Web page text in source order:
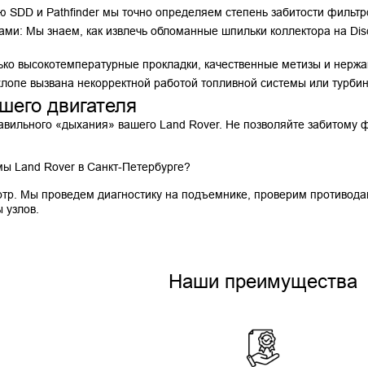
и Pathfinder мы точно определяем степень забитости
Мы знаем, как извлечь обломанные шпильки коллектора на
высокотемпературные прокладки, качественные метизы и
вызвана некорректной работой топливной системы или
двигателя
«дыхания» вашего Land Rover. Не позволяйте забитому
Land Rover в Санкт-Петербурге?
Мы проведем диагностику на подъемнике, проверим
Наши преимущества